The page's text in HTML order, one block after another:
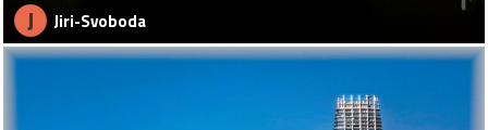
J Jiri-Svoboda